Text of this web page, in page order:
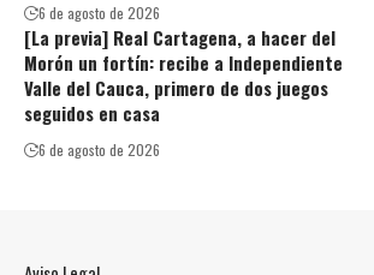
6 de agosto de 2026
[La previa] Real Cartagena, a hacer del
Morón un fortín: recibe a Independiente
Valle del Cauca, primero de dos juegos
seguidos en casa
6 de agosto de 2026